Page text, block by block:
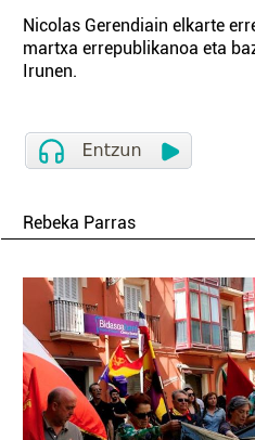
Nicolas Gerendiain elkarte
martxa errepublikanoa eta
Irunen.
Rebeka Parras